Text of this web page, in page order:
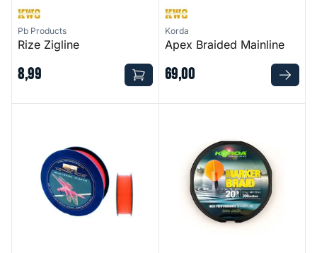
Pb Products
Rize Zigline
8,99
Korda
Apex Braided Mainline
69,00